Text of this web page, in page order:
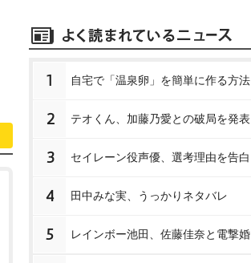
1 自宅で「温泉卵」を簡単に作る方法
2 テオくん、加藤乃愛との破局を発表
3 セイレーン役声優、選考理由を告白
4 田中みな実、うっかりネタバレ
5 レインボー池田、佐藤佳奈と電撃婚